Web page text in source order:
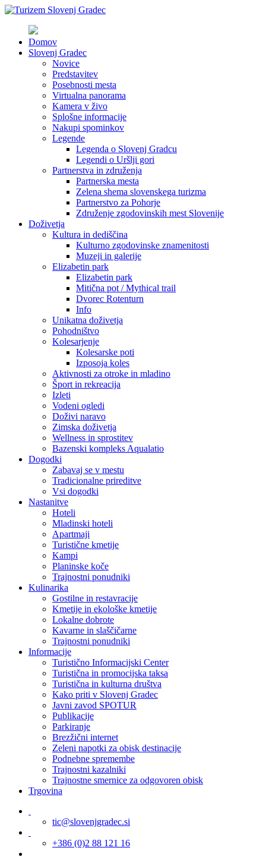
Domov
Slovenj Gradec
Novice
Predstavitev
Posebnosti mesta
Virtualna panorama
Kamera v živo
Splošne informacije
Nakupi spominkov
Legende
Legenda o Slovenj Gradcu
Legendi o Uršlji gori
Partnerstva in združenja
Partnerska mesta
Zelena shema slovenskega turizma
Partnerstvo za Pohorje
Združenje zgodovinskih mest Slovenije
Doživetja
Kultura in dediščina
Kulturno zgodovinske znamenitosti
Muzeji in galerije
Elizabetin park
Elizabetin park
Mitična pot / Mythical trail
Dvorec Rotenturn
Info
Unikatna doživetja
Pohodništvo
Kolesarjenje
Kolesarske poti
Izposoja koles
Aktivnosti za otroke in mladino
Šport in rekreacija
Izleti
Vodeni ogledi
Doživi naravo
Zimska doživetja
Wellness in sprostitev
Bazenski kompleks Aqualatio
Dogodki
Zabavaj se v mestu
Tradicionalne prireditve
Vsi dogodki
Nastanitve
Hoteli
Mladinski hoteli
Apartmaji
Turistične kmetije
Kampi
Planinske koče
Trajnostni ponudniki
Kulinarika
Gostilne in restavracije
Kmetije in ekološke kmetije
Lokalne dobrote
Kavarne in slaščičarne
Trajnostni ponudniki
Informacije
Turistično Informacijski Center
Turistična in promocijska taksa
Turistična in kulturna društva
Kako priti v Slovenj Gradec
Javni zavod SPOTUR
Publikacije
Parkiranje
Brezžični internet
Zeleni napotki za obisk destinacije
Podnebne spremembe
Trajnostni kazalniki
Trajnostne smernice za odgovoren obisk
Trgovina
tic@slovenjgradec.si
+386 (0)2 88 121 16